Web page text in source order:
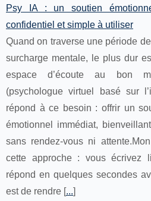
Psy IA : un soutien
confidentiel et simple à utiliser
Quand on traverse une période
surcharge mentale, le plus dur
espace d’écoute au bon
(psychologue virtuel basé sur
répond à ce besoin : offrir un
émotionnel immédiat,
sans rendez-vous ni
cette approche : vous écrivez
répond en quelques secondes
est de rendre [...]